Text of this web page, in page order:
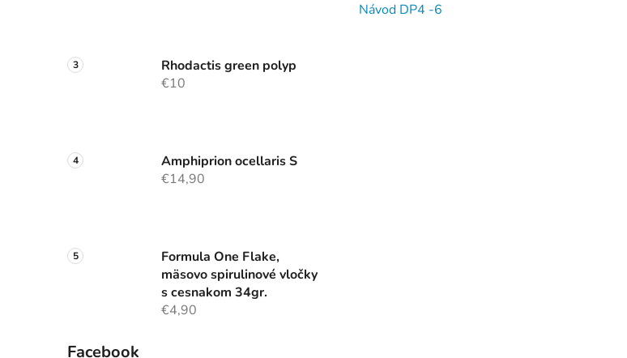
Rhodactis green polyp
€10
Amphiprion ocellaris S
€14,90
Formula One Flake,
mäsovo spirulinové vločky
s cesnakom 34gr.
€4,90
Facebook
Návod DP4 -6